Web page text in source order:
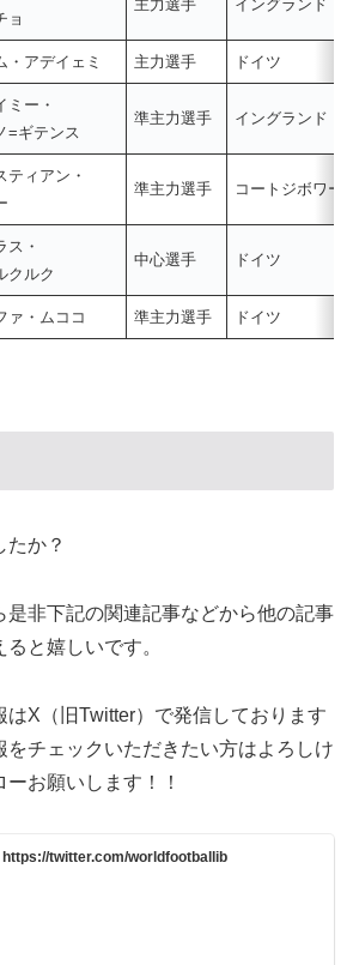
ョ
主力選手 イングランド
・アデイェミ 主力選手 ドイツ
ミー・
=ギテンス
準主力選手 イングランド
ティアン・
準主力選手 コートジボワー
ス・
クルク
中心選手 ドイツ
ァ・ムココ 準主力選手 ドイツ
たか？
是非下記の関連記事などから他の記事
と嬉しいです。
はX（旧Twitter）で発信しております
をチェックいただきたい方はよろしけ
お願いします！！
https://twitter.com/worldfootballib